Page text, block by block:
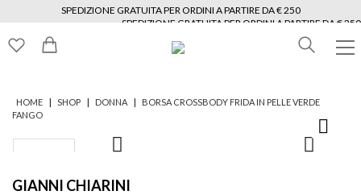
SPEDIZIONE GRATUITA PER ORDINI A PARTIRE DA € 250
SPEDIZIONE GRATUITA PER ORDINI A PARTIRE DA € 250
SPEDIZIONE GRATUITA PER ORDINI A PARTIRE DA € 250
SPEDIZIONE GRATUITA PER ORDINI A PARTIRE DA € 250
HOME | SHOP | DONNA |
BORSA CROSSBODY FRIDA IN PELLE VERDE
FANGO
GIANNI CHIARINI